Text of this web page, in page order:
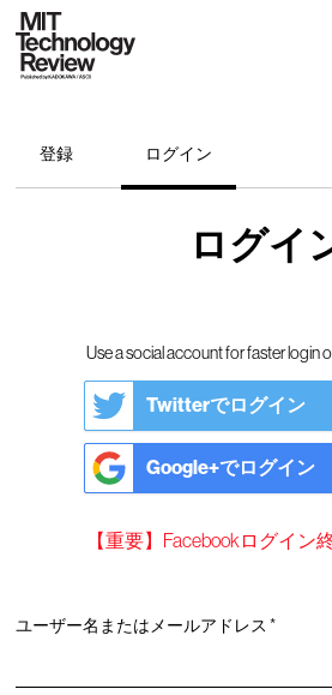
登録 ログイン
ログイ
Use a social account for faster login
Twitterでログイン
Google+でログイン
【重要】Facebookログイン
ユーザー名またはメールアドレス*必